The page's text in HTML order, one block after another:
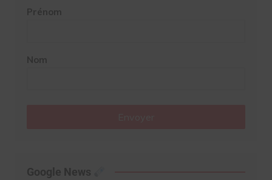
Prénom
Nom
Google News